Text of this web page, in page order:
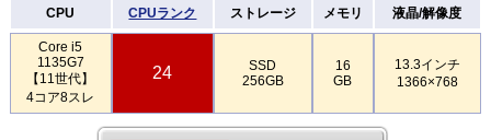
CPU CPUランク ストレージ メモリ 液晶/解像度
Core i5
1135G7
【11世代】
4コア8スレ
24
SSD
256GB
16
GB
13.3インチ
1366×768